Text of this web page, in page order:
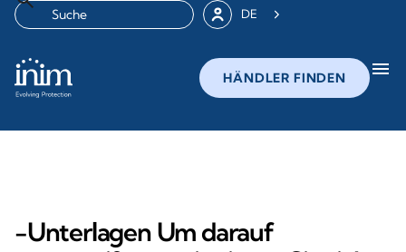
DE
HÄNDLER FINDEN menu
-Unterlagen Um darauf